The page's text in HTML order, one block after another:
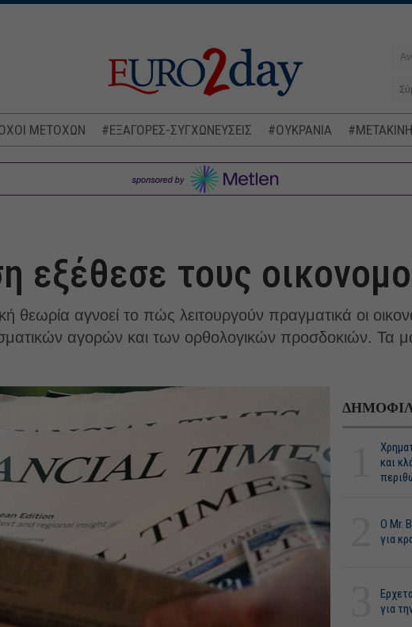
ΜΕΤΟΧΩΝ #ΕΞΑΓΟΡΕΣ-ΣΥΓΧΩΝΕΥΣΕΙΣ #ΟΥΚΡΑΝΙΑ
εξέθεσε τους
θεωρία αγνοεί το πώς λειτουργούν πραγματικά οι
αγορών και των ορθολογικών προσδοκιών. Τα
και
O Mr.
για
για